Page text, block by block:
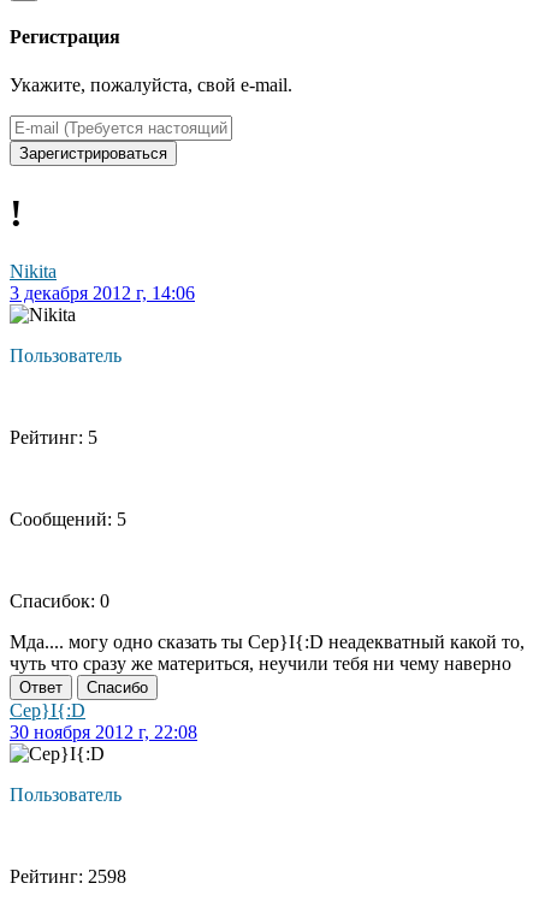
Регистрация
Укажите, пожалуйста, свой e-mail.
Зарегистрироваться
!
Nikita
3 декабря 2012 г, 14:06
Пользователь
Рейтинг: 5
Сообщений: 5
Спасибок: 0
Мда.... могу одно сказать ты Cep}I{:D неадекватный какой то,
чуть что сразу же материться, неучили тебя ни чему наверно
Ответ Спасибо
Cep}I{:D
30 ноября 2012 г, 22:08
Пользователь
Рейтинг: 2598